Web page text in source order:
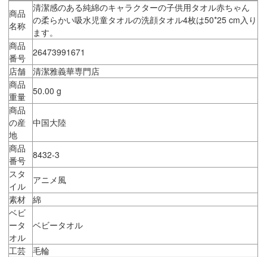
商品
名称
清潔感のある純綿のキャラクターの子供用タオル赤ちゃん
の柔らかい吸水児童タオルの洗顔タオル4枚は50*25 cm入り
ます。
商品
番号
26473991671
店舗
清潔雅義華専門店
商品
重量
50.00 g
商品
の産
地
中国大陸
商品
番号
8432-3
スタ
イル
アニメ風
素材
綿
ベビ
ータ
オル
ベビータオル
工芸 毛輪